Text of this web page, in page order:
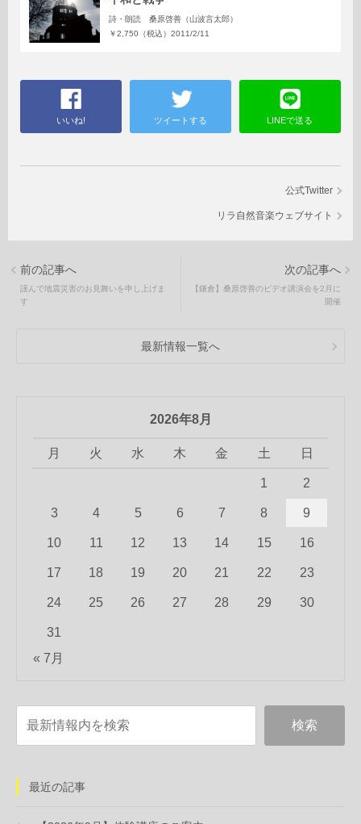
詩・朗読 桑原啓善（山波言太郎）
￥2,750（税込） 2011/2/11
いいね! ツイートする LINEで送る
公式Twitter
リラ自然音楽ウェブサイト
前の記事へ
謹んで地震災害のお見舞いを申し上げま
す
次の記事へ
【鎌倉】桑原啓善のビデオ講演会を2月に
開催
最新情報一覧へ
2026年8月
月 火 水 木 金 土 日
1 2
3 4 5 6 7 8 9
10 11 12 13 14 15 16
17 18 19 20 21 22 23
24 25 26 27 28 29 30
31
« 7月
最近の記事